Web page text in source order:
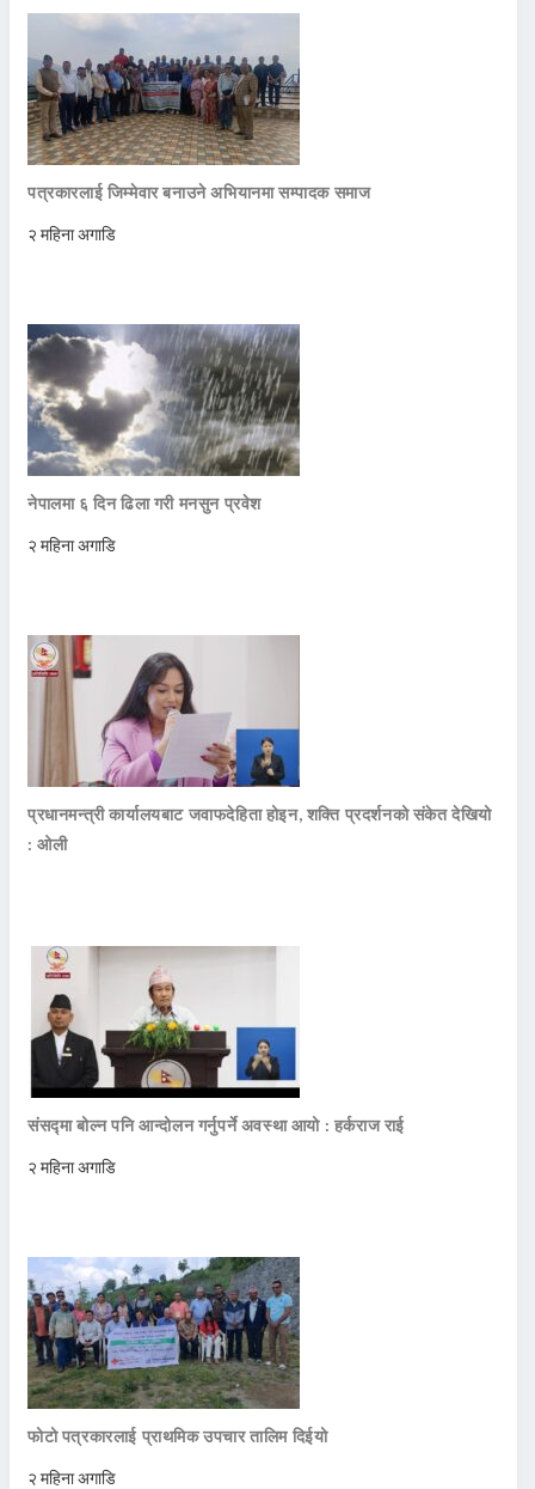
पत्रकारलाई जिम्मेवार बनाउने अभियानमा सम्पादक समाज
२ महिना अगाडि
नेपालमा ६ दिन ढिला गरी मनसुन प्रवेश
२ महिना अगाडि
प्रधानमन्त्री कार्यालयबाट जवाफदेहिता होइन, शक्ति प्रदर्शनको संकेत देखियो
: ओली
संसद्मा बोल्न पनि आन्दोलन गर्नुपर्ने अवस्था आयो : हर्कराज राई
२ महिना अगाडि
फोटो पत्रकारलाई प्राथमिक उपचार तालिम दिईयो
२ महिना अगाडि